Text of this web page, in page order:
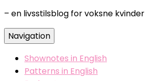
– en livsstilsblog for voksne kvinder
Navigation
Shownotes in English
Patterns in English